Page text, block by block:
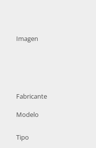
Imagen
Fabricante
Modelo
Tipo